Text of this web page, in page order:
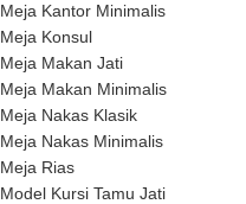
Meja Kantor Minimalis
Meja Konsul
Meja Makan Jati
Meja Makan Minimalis
Meja Nakas Klasik
Meja Nakas Minimalis
Meja Rias
Model Kursi Tamu Jati